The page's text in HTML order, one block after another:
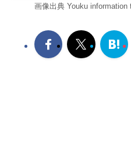
画像出典 Youku